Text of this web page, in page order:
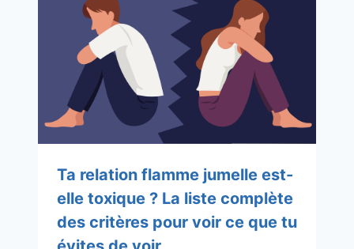
Ta relation flamme jumelle est-
elle toxique ? La liste complète
des critères pour voir ce que tu